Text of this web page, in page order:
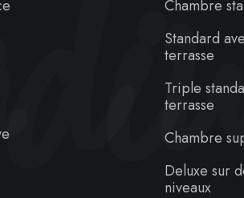
Chambre
Standard
terrasse
Triple
terrasse
Chambre
Deluxe sur
niveaux